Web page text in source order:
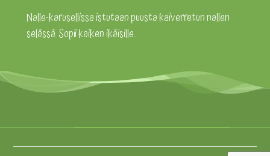
Nalle-karusellissa istutaan puusta kaiverretun nallen
selässä. Sopii kaiken ikäisille.